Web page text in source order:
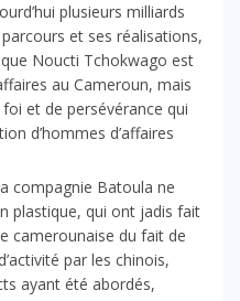
plusieurs milliards
et ses réalisations,
Noucti Tchokwago est
au Cameroun, mais
et de persévérance qui
d’hommes d’affaires
compagnie Batoula ne
plastique, qui ont jadis fait
camerounaise du fait de
par les chinois,
ayant été abordés,